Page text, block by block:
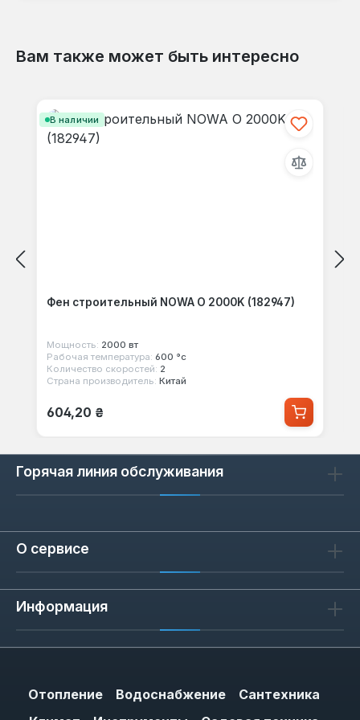
Вам также может быть интересно
В наличии
Фен строительный NOWA O 2000K (182947)
Мощность: 2000 вт
Рабочая температура: 600 °с
Количество скоростей: 2
Страна производитель: Китай
Обычная цена:
604,20 ₴
Горячая линия обслуживания
О сервисе
Информация
Отопление Водоснабжение
Сантехника